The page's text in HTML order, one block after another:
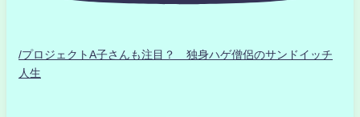
/プロジェクトA子さんも注目？ 独身ハゲ僧侶のサンドイッチ
人生